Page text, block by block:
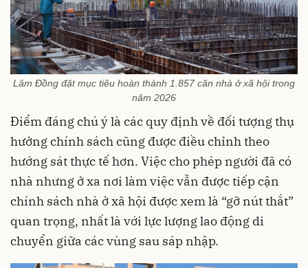
Lâm Đồng đặt mục tiêu hoàn thành 1.857 căn nhà ở xã hội trong
năm 2026
Điểm đáng chú ý là các quy định về đối tượng thụ
hưởng chính sách cũng được điều chỉnh theo
hướng sát thực tế hơn. Việc cho phép người đã có
nhà nhưng ở xa nơi làm việc vẫn được tiếp cận
chính sách nhà ở xã hội được xem là “gỡ nút thắt”
quan trọng, nhất là với lực lượng lao động di
chuyển giữa các vùng sau sáp nhập.